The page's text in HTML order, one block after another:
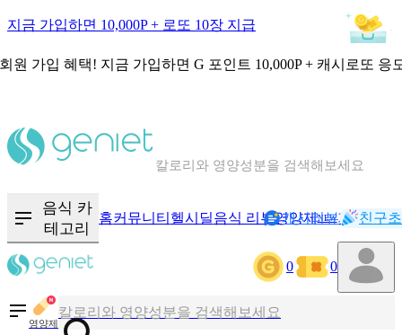
지금 가입하면 10,000P + 로또 10장 지급
원 가입 혜택! 지금 가입하면 G 포인트 10,000P + 캐시로또 응
혈당 · 다이어트 음식 검색해보세요
음식 카
테고리
홈커뮤니티 헬시딜음식 리뷰영양제NEW기록
캐시리뷰 친구
0 0
영양제
칼로리와 영양성분을 검색해보세요
혈당 · 다이어트 음식 검색해보세요